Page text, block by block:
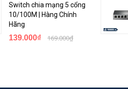
lượng:Sản phẩm này được thiết kế
Switch chia mạng 5 cổng
10/100M | Hàng Chính
Hãng
139.000₫ 169.000₫